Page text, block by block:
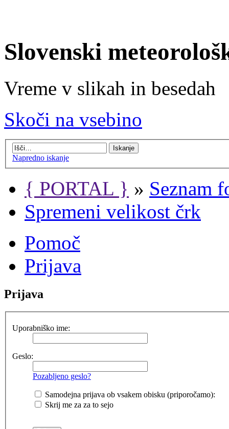
Slovenski
Vreme v slikah in besedah
Skoči na vsebino
Napredno iskanje
{ PORTAL } » Seznam
Spremeni velikost črk
Pomoč
Prijava
Prijava
Uporabniško ime:
Geslo:
Pozabljeno geslo?
Samodejna prijava ob vsakem obisku (priporočamo):
Skrij me za za to sejo